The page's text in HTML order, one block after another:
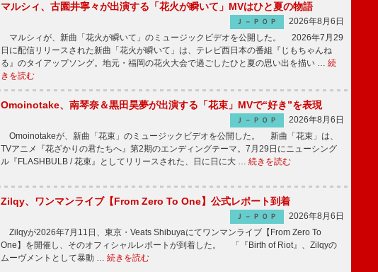
マルシィ、古園井寧々が出演する「花火が瞬いて」MVはひと夏の物語
Ｊ－ＰＯＰ
2026年8月6日
マルシィが、新曲「花火が瞬いて」のミュージックビデオを公開した。 2026年7月29
日に配信リリースされた新曲「花火が瞬いて」は、テレビ西日本の番組『じもちゃんね
る』のタイアップソング。地元・福岡の花火大会で過ごしたひと夏の思い出を描い … 続
きを読む
Omoinotake、南琴奈＆黒田昊夢が出演する「花束」MVで“好き”を表現
Ｊ－ＰＯＰ
2026年8月6日
Omoinotakeが、新曲「花束」のミュージックビデオを公開した。 新曲「花束」は、
TVアニメ『花ざかりの君たちへ』第2期のエンディングテーマ。7月29日にニューシング
ル『FLASHBULB / 花束』としてリリースされた、日に日に大 … 続きを読む
Zilqy、ワンマンライブ【From Zero To One】公式レポート到着
Ｊ－ＰＯＰ
2026年8月6日
Zilqyが2026年7月11日、東京・Veats Shibuyaにてワンマンライブ【From Zero To
One】を開催し、そのオフィシャルレポートが到着した。 「『Birth of Riot』、Zilqyの
ムーヴメントとして暴動 … 続きを読む